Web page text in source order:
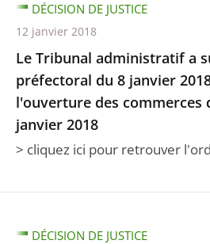
Le Tribunal administratif a
préfectoral du 8 janvier
l'ouverture des commerces
janvier 2018
> cliquez ici pour retrouver
DÉCISION DE JUSTICE
12 janvier 2018
DÉCISION DE JUSTICE